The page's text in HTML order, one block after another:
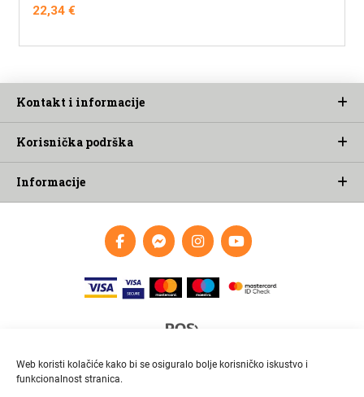
Web koristi kolačiće kako bi se osiguralo bolje korisničko iskustvo i
funkcionalnost stranica.
22,34€
Kontakt i informacije
Korisnička podrška
Informacije